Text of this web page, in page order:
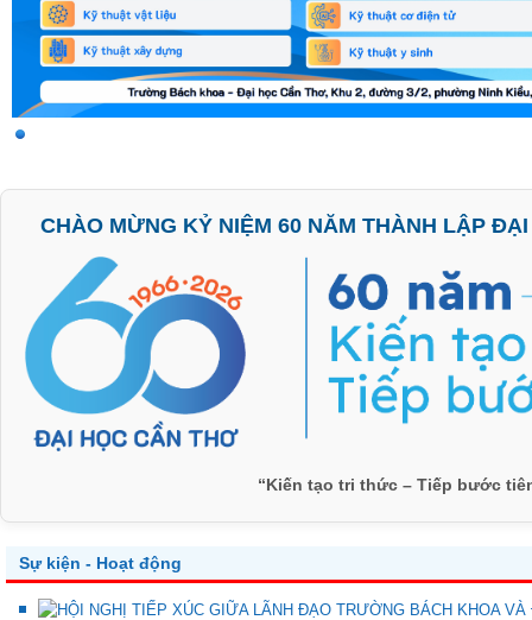
CHÀO MỪNG KỶ NIỆM 60 NĂM THÀNH LẬP
“Kiến tạo tri thức – Tiếp bước
Sự kiện - Hoạt động